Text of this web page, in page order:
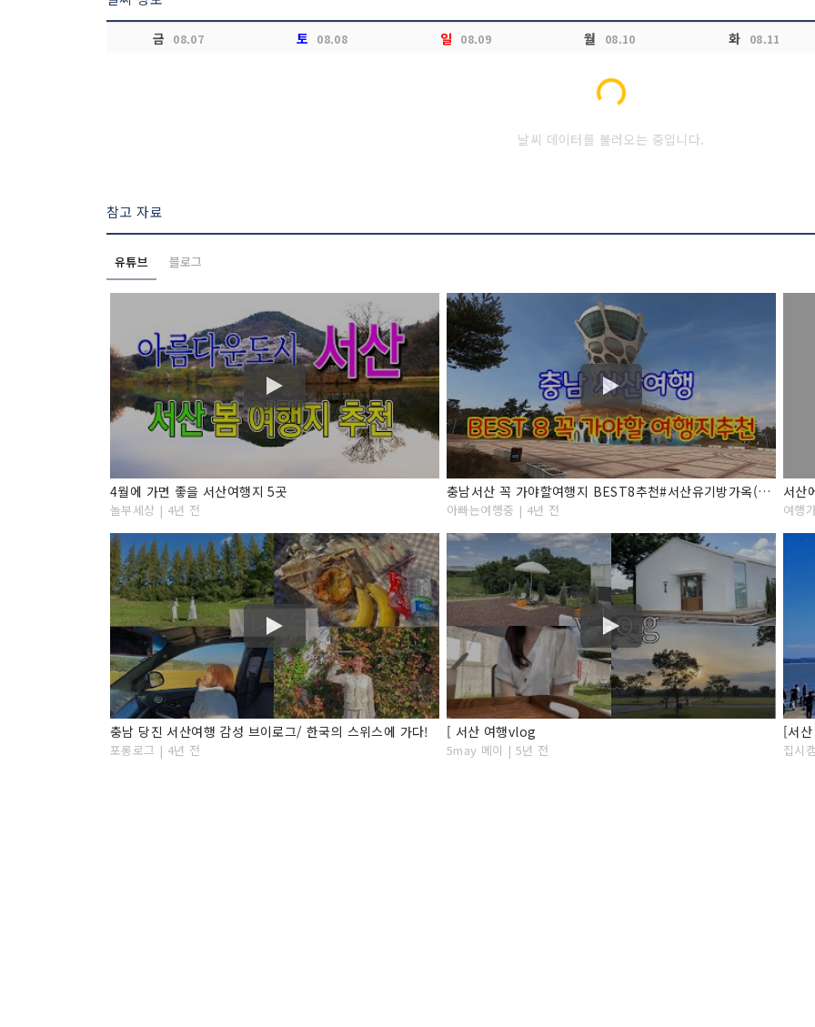
금 08.07 토 08.08 일 08.09 월 08.10 화 08.11
Loading...
날씨 데이터를 불러오는 중입니다.
참고 자료
유튜브 블로그
4월에 가면 좋을 서산여행지 5곳
놀부세상 | 4년 전
충남서산 꼭 가야할여행지 BEST8추천#서산유기방가옥(수선화축제)#간월암#개심사#버드랜드#해미읍성#부석사#서산마애삼존불#서산보원사지#서산맛집#서산가볼만한곳
아빠는여행중 | 4년 전 여행
충남 당진 서산여행 감성 브이로그/ 한국의 스위스에 가다!
포롱로그 | 4년 전
[ 서산 여행vlog
5may 메이 | 5년 전 집시